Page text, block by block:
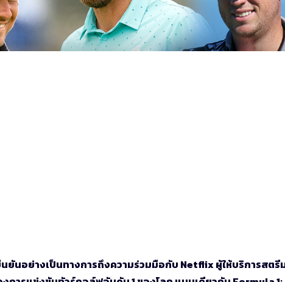
ยันอย่างเป็นทางการถึงความร่วมมือกับ Netflix ผู้ให้บริการสตรี